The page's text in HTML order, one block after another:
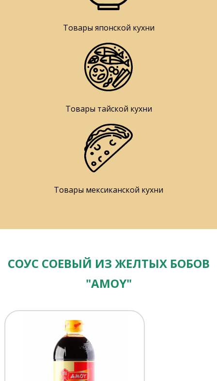
Товары японской кухни
Товары тайской кухни
Товары мексиканской кухни
СОУС СОЕВЫЙ ИЗ ЖЕЛТЫХ БОБОВ
"AMOY"